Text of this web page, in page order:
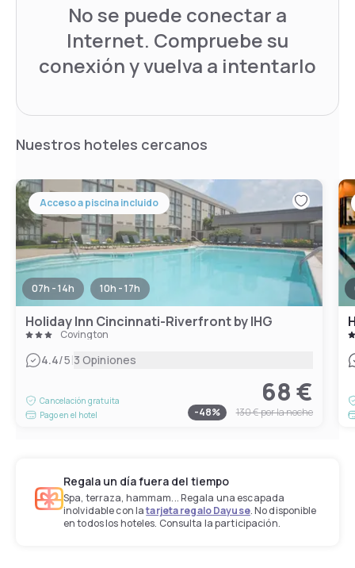
No se puede conectar a
Internet. Compruebe su
conexión y vuelva a intentarlo
Nuestros hoteles cercanos
Acceso a piscina incluido
07h - 14h 10h - 17h
Holiday Inn Cincinnati-Riverfront by IHG
Covington
4.4/5|3 Opiniones
Cancelación gratuita
Pago en el hotel
68 €
-48% 130 €por la noche
Regala un día fuera del tiempo
Spa, terraza, hammam... Regala una escapada
inolvidable con latarjeta regalo Dayuse. No disponible
en todos los hoteles. Consulta la participación.